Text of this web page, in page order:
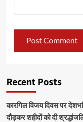
Recent Posts
कारगिल विजय दिवस पर
दौड़कर शहीदों को दी